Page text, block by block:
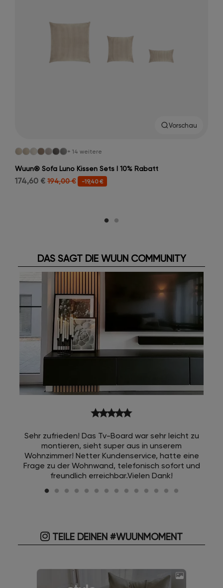
Vorschau
+ 14 weitere
Wuun® Sofa Luno Kissen Sets I 10% Rabatt
174,60 € 194,00 € -19,40 €
DAS SAGT DIE WUUN COMMUNITY
starstarstarstarstar
Sehr zufrieden! Das Tv-Board war sehr leicht zu
montieren, sieht super aus in unserem
Wohnzimmer! Netter Kundenservice, hatte eine
Frage zu der Wohnwand, telefonisch sofort und
freundlich erreichbar.Vielen Dank!
TEILE DEINEN #WUUNMOMENT